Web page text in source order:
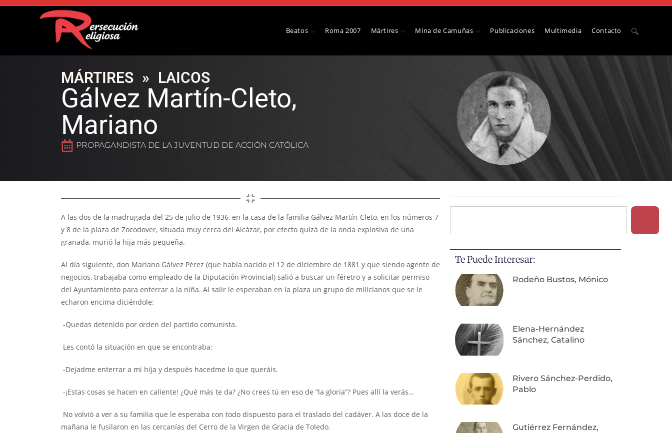
Beatos Roma 2007 Mártires Mina de Camuñas Publicaciones Multimedia Contacto
MÁRTIRES » LAICOS
Gálvez Martín-Cleto,
Mariano
PROPAGANDISTA DE LA JUVENTUD DE ACCIÓN CATÓLICA
A las dos de la madrugada del 25 de julio de 1936, en la casa de la familia Gálvez Martín-Cleto, en los números 7
y 8 de la plaza de Zocodover, situada muy cerca del Alcázar, por efecto quizá de la onda explosiva de una
granada, murió la hija más pequeña.
Al día siguiente, don Mariano Gálvez Pérez (que había nacido el 12 de diciembre de 1881 y que siendo agente de
negocios, trabajaba como empleado de la Diputación Provincial) salió a buscar un féretro y a solicitar permiso
del Ayuntamiento para enterrar a la niña. Al salir le esperaban en la plaza un grupo de milicianos que se le
echaron encima diciéndole:
-Quedas detenido por orden del partido comunista.
Les contó la situación en que se encontraba:
-Dejadme enterrar a mi hija y después hacedme lo que queráis.
-¡Estas cosas se hacen en caliente! ¿Qué más te da? ¿No crees tú en eso de “la gloria”? Pues allí la verás…
No volvió a ver a su familia que le esperaba con todo dispuesto para el traslado del cadáver. A las doce de la
mañana le fusilaron en las cercanías del Cerro de la Virgen de Gracia de Toledo.
Te Puede Interesar:
Rodeño Bustos, Mónico
Elena-Hernández
Sánchez, Catalino
Rivero Sánchez-Perdido,
Pablo
Gutiérrez Fernández,